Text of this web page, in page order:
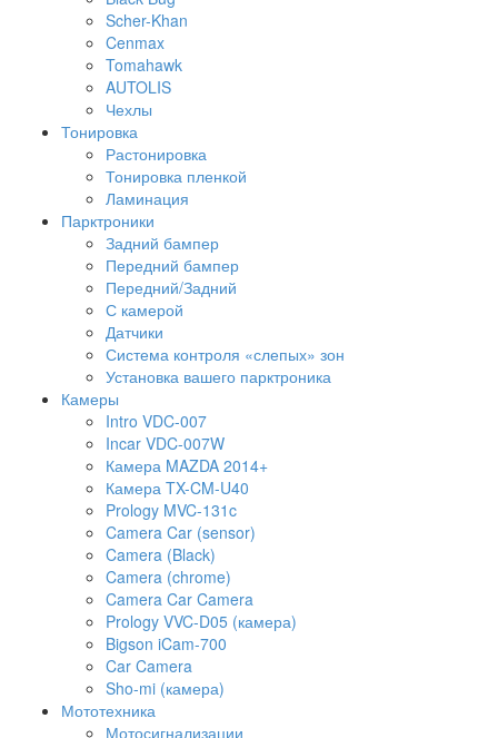
Scher-Khan
Cenmax
Tomahawk
AUTOLIS
Чехлы
Тонировка
Растонировка
Тонировка пленкой
Ламинация
Парктроники
Задний бампер
Передний бампер
Передний/Задний
С камерой
Датчики
Система контроля «слепых» зон
Установка вашего парктроника
Камеры
Intro VDC-007
Incar VDC-007W
Камера MAZDA 2014+
Камера TX-CM-U40
Prology MVC-131c
Camera Car (sensor)
Camera (Black)
Camera (chrome)
Camera Car Camera
Prology VVC-D05 (камера)
Bigson iCam-700
Car Camera
Sho-mi (камера)
Мототехника
Мотосигнализации